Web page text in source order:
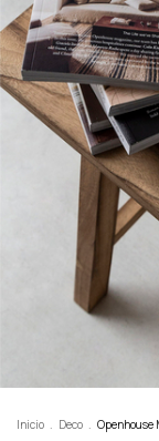
Inicio . Deco . Openhouse